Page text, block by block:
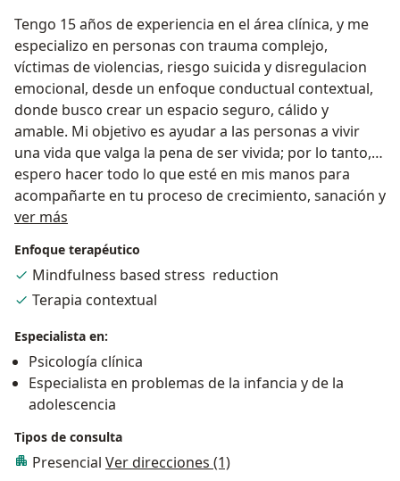
Tengo 15 años de experiencia en el área clínica, y me
especializo en personas con trauma complejo,
víctimas de violencias, riesgo suicida y disregulacion
emocional, desde un enfoque conductual contextual,
donde busco crear un espacio seguro, cálido y
amable. Mi objetivo es ayudar a las personas a vivir
una vida que valga la pena de ser vivida; por lo tanto,
espero hacer todo lo que esté en mis manos para
acompañarte en tu proceso de crecimiento, sanación y
superación del dolor.
ver más
Enfoque terapéutico
Mindfulness based stress reduction
Terapia contextual
Especialista en:
Psicología clínica
Especialista en problemas de la infancia y de la
adolescencia
Tipos de consulta
Presencial Ver direcciones (1)